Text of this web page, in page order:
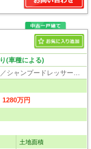
(車種による)
1280万円
土地面積